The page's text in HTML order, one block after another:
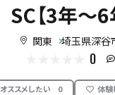
SC【3年～6
関東 埼玉県深谷
0
オススメしたい 0 体験